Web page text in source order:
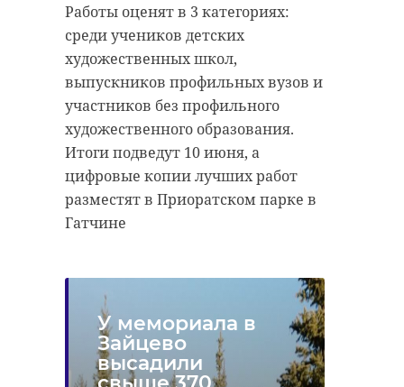
Работы оценят в 3 категориях:
среди учеников детских
художественных школ,
выпускников профильных вузов и
участников без профильного
художественного образования.
Итоги подведут 10 июня, а
цифровые копии лучших работ
разместят в Приоратском парке в
Гатчине
У мемориала в
Зайцево
высадили
осуществлением функций
представителя власти,
организационно-
распорядительных,
административно-хозяйственных
полномочий на 10 и 9 лет
соответственно.
Фото:
https://pxhere.com/ru/photo/855670
взятки
Поделиться статьей: